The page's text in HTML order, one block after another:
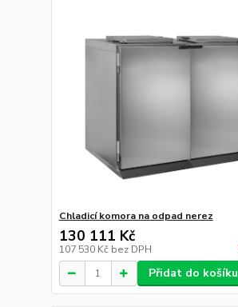
Chladicí komora na odpad nerez
130 111 Kč
107 530 Kč bez DPH
Přidat do košíku